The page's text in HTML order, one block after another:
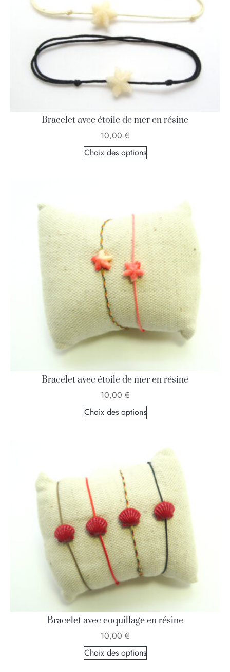
Bracelet avec étoile de mer en résine
10,00 €
Choix des options
Bracelet avec étoile de mer en résine
10,00 €
Choix des options
Bracelet avec coquillage en résine
10,00 €
Choix des options